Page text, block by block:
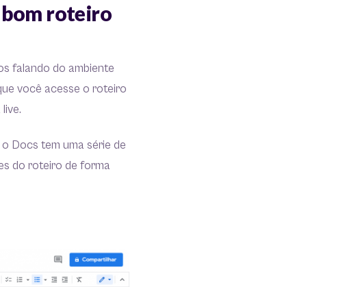
roteiro
falando do ambiente
você acesse o roteiro
Docs tem uma série de
do roteiro de forma